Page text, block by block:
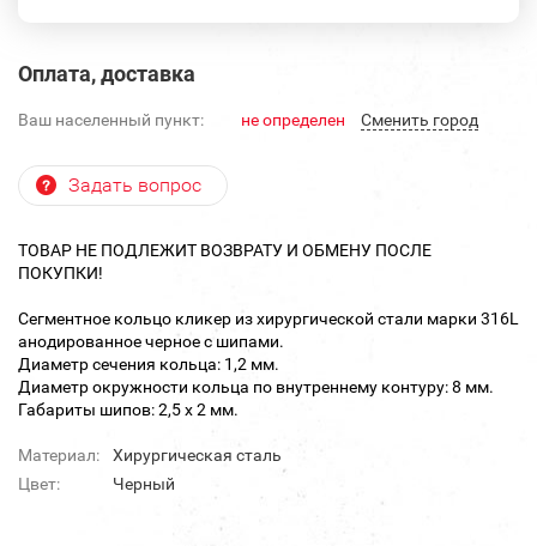
Оплата, доставка
Ваш населенный пункт: не определен Cменить город
Задать вопрос
ТОВАР НЕ ПОДЛЕЖИТ ВОЗВРАТУ И ОБМЕНУ ПОСЛЕ
ПОКУПКИ!
Сегментное кольцо кликер из хирургической стали марки 316L
анодированное черное с шипами.
Диаметр сечения кольца: 1,2 мм.
Диаметр окружности кольца по внутреннему контуру: 8 мм.
Габариты шипов: 2,5 х 2 мм.
Материал:
Хирургическая сталь
Цвет:
Черный